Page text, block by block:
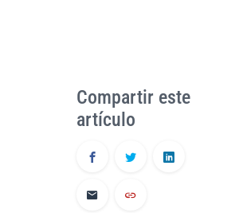
Compartir este
artículo